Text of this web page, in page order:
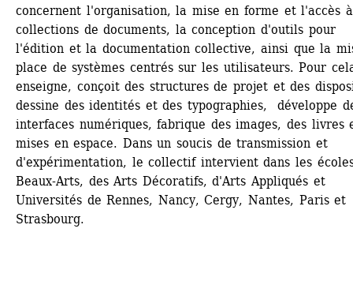
concernent l'organisation, la mise en forme et l'accès
collections de documents, la conception d'outils pour
l'édition et la documentation collective, ainsi que la
place de systèmes centrés sur les utilisateurs. Pour
enseigne, conçoit des structures de projet et des
dessine des identités et des typographies, développe
interfaces numériques, fabrique des images, des livres
mises en espace. Dans un soucis de transmission et
d'expérimentation, le collectif intervient dans les
Beaux-Arts, des Arts Décoratifs, d'Arts Appliqués et
Universités de Rennes, Nancy, Cergy, Nantes, Paris et
Strasbourg.